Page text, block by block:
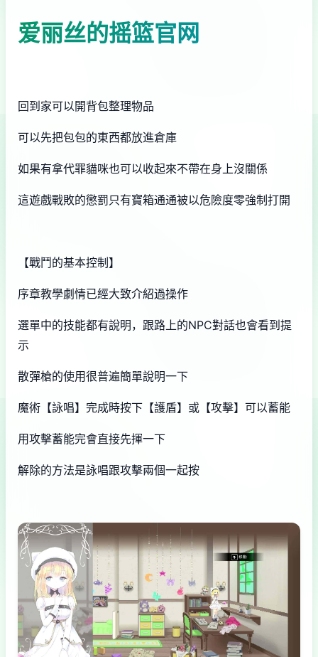
爱丽丝的摇篮官网
回到家可以開背包整理物品
可以先把包包的東西都放進倉庫
如果有拿代罪貓咪也可以收起來不帶在身上沒關係
這遊戲戰敗的懲罰只有寶箱通通被以危險度零強制打開
【戰鬥的基本控制】
序章教學劇情已經大致介紹過操作
選單中的技能都有說明，跟路上的NPC對話也會看到提
示
散彈槍的使用很普遍簡單說明一下
魔術【詠唱】完成時按下【護盾】或【攻擊】可以蓄能
用攻擊蓄能完會直接先揮一下
解除的方法是詠唱跟攻擊兩個一起按